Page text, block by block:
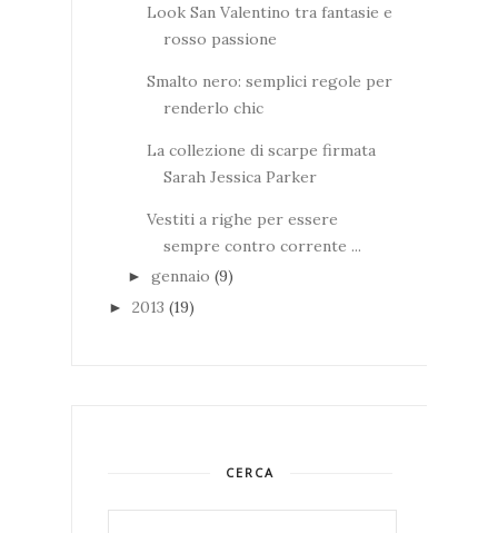
Look San Valentino tra fantasie e
rosso passione
Smalto nero: semplici regole per
renderlo chic
La collezione di scarpe firmata
Sarah Jessica Parker
Vestiti a righe per essere
sempre contro corrente ...
► gennaio (9)
► 2013 (19)
CERCA